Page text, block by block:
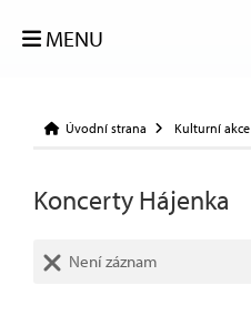
MENU
Úvodní strana Kulturní akce
Koncerty Hájenka
Není záznam